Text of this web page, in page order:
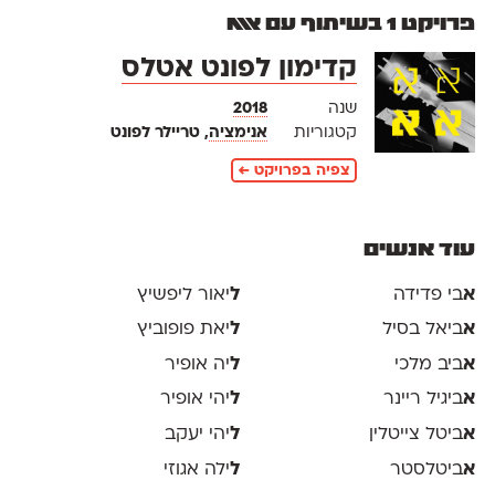
פרויקט 1 בשיתוף עם אאא
קדימון לפונט אטלס
שנה
2018
קטגוריות
אנימציה, טריילר לפונט
צפיה בפרויקט ←
עוד אנשים
אבי פדידה
אביאל בסיל
אביב מלכי
אביגיל ריינר
אביטל צייטלין
אביטלסטר
ליאור ליפשיץ
ליאת פופוביץ
ליה אופיר
ליהי אופיר
ליהי יעקב
לילה אגוזי